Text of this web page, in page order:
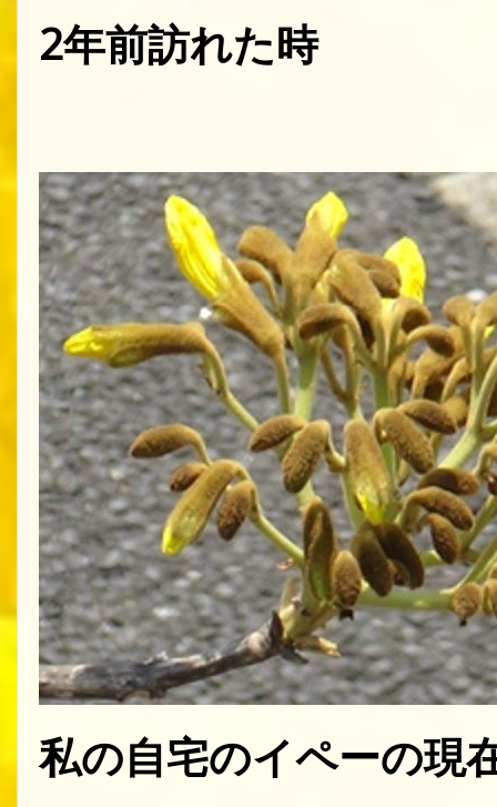
2年前訪れた時
私の自宅のイペーの現